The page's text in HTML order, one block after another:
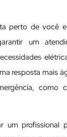
perto de você
um
resposta mais
como
um profissional